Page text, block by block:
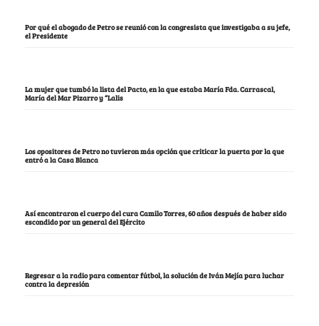
Por qué el abogado de Petro se reunió con la congresista que investigaba a su jefe,
el Presidente
La mujer que tumbó la lista del Pacto, en la que estaba María Fda. Carrascal,
María del Mar Pizarro y “Lalis
Los opositores de Petro no tuvieron más opción que criticar la puerta por la que
entró a la Casa Blanca
Así encontraron el cuerpo del cura Camilo Torres, 60 años después de haber sido
escondido por un general del Ejército
Regresar a la radio para comentar fútbol, la solución de Iván Mejía para luchar
contra la depresión